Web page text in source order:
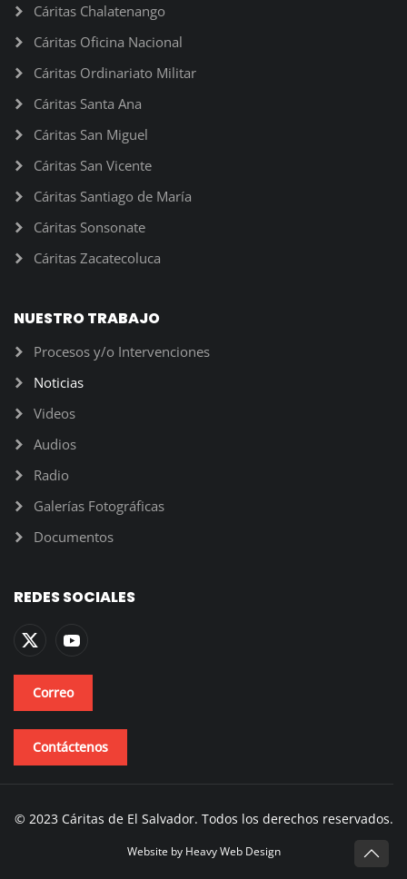
Cáritas Chalatenango
Cáritas Oficina Nacional
Cáritas Ordinariato Militar
Cáritas Santa Ana
Cáritas San Miguel
Cáritas San Vicente
Cáritas Santiago de María
Cáritas Sonsonate
Cáritas Zacatecoluca
NUESTRO TRABAJO
Procesos y/o Intervenciones
Noticias
Videos
Audios
Radio
Galerías Fotográficas
Documentos
REDES SOCIALES
Correo
Contáctenos
© 2023 Cáritas de El Salvador. Todos los derechos reservados.
Website by Heavy Web Design